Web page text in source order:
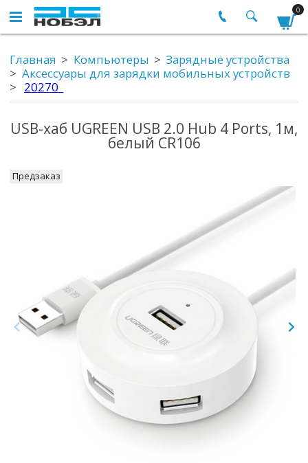
0
Главная Компьютеры
Зарядные устройства
Аксессуары для зарядки мобильных устройств
20270_
USB-хаб UGREEN USB 2.0 Hub 4 Ports, 1м,
белый CR106
Предзаказ